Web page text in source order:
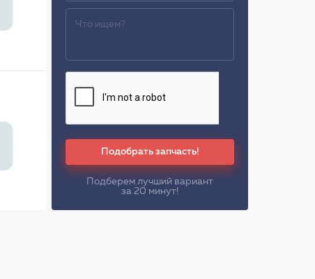
Подобрать запчасть!
Подберем лучший вариант
за 20 минут!